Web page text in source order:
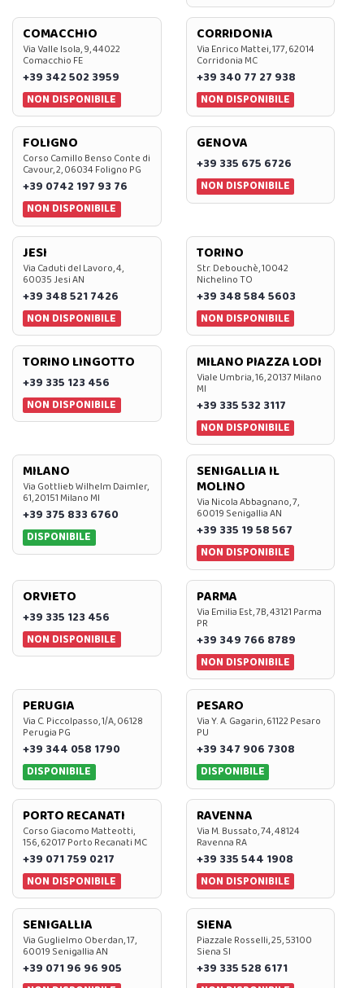
COMACCHIO
Via Valle Isola, 9, 44022
Comacchio FE
+39 342 502 3959
NON DISPONIBILE
CORRIDONIA
Via Enrico Mattei, 177, 62014
Corridonia MC
+39 340 77 27 938
NON DISPONIBILE
FOLIGNO
Corso Camillo Benso Conte di
Cavour, 2, 06034 Foligno PG
+39 0742 197 93 76
NON DISPONIBILE
GENOVA
+39 335 675 6726
NON DISPONIBILE
JESI
Via Caduti del Lavoro, 4,
60035 Jesi AN
+39 348 521 7426
NON DISPONIBILE
TORINO
Str. Debouchè, 10042
Nichelino TO
+39 348 584 5603
NON DISPONIBILE
TORINO LINGOTTO
+39 335 123 456
NON DISPONIBILE
MILANO PIAZZA LODI
Viale Umbria, 16, 20137 Milano
MI
+39 335 532 3117
NON DISPONIBILE
MILANO
Via Gottlieb Wilhelm Daimler,
61, 20151 Milano MI
+39 375 833 6760
DISPONIBILE
SENIGALLIA IL
MOLINO
Via Nicola Abbagnano, 7,
60019 Senigallia AN
+39 335 19 58 567
NON DISPONIBILE
ORVIETO
+39 335 123 456
NON DISPONIBILE
PARMA
Via Emilia Est, 7B, 43121 Parma
PR
+39 349 766 8789
NON DISPONIBILE
PERUGIA
Via C. Piccolpasso, 1/A, 06128
Perugia PG
+39 344 058 1790
DISPONIBILE
PESARO
Via Y. A. Gagarin, 61122 Pesaro
PU
+39 347 906 7308
DISPONIBILE
PORTO RECANATI
Corso Giacomo Matteotti,
156, 62017 Porto Recanati MC
+39 071 759 0217
NON DISPONIBILE
RAVENNA
Via M. Bussato, 74, 48124
Ravenna RA
+39 335 544 1908
NON DISPONIBILE
SENIGALLIA
Via Guglielmo Oberdan, 17,
60019 Senigallia AN
+39 071 96 96 905
SIENA
Piazzale Rosselli, 25, 53100
Siena SI
+39 335 528 6171